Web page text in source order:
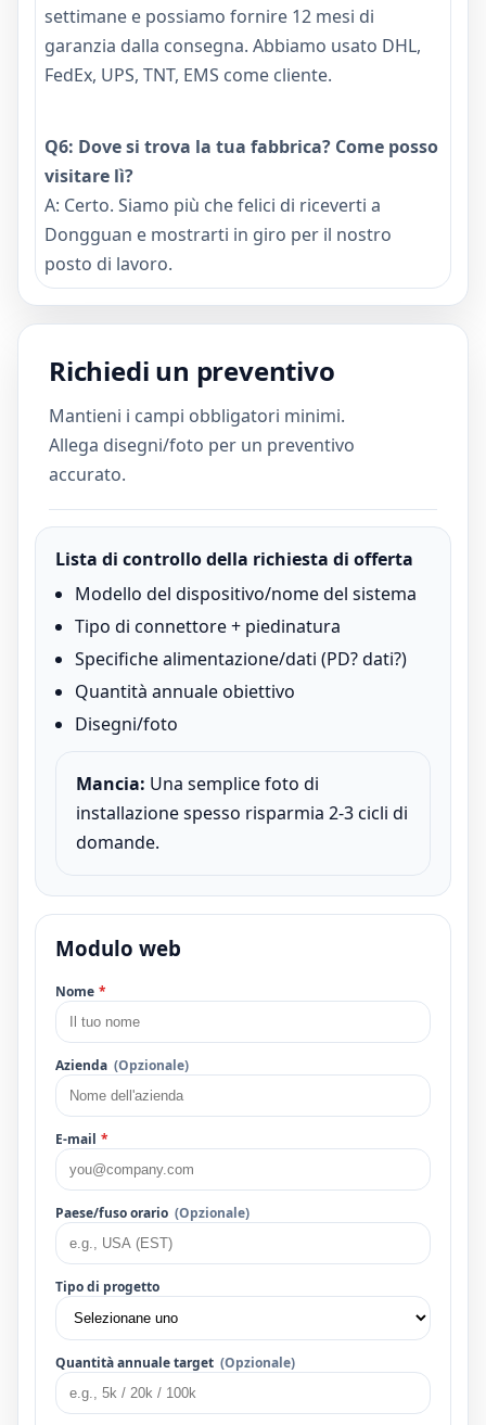
settimane e possiamo fornire 12 mesi di
garanzia dalla consegna. Abbiamo usato DHL,
FedEx, UPS, TNT, EMS come cliente.
Q6: Dove si trova la tua fabbrica? Come posso
visitare lì?
A: Certo. Siamo più che felici di riceverti a
Dongguan e mostrarti in giro per il nostro
posto di lavoro.
Richiedi un preventivo
Mantieni i campi obbligatori minimi.
Allega disegni/foto per un preventivo
accurato.
Lista di controllo della richiesta di offerta
Modello del dispositivo/nome del sistema
Tipo di connettore + piedinatura
Specifiche alimentazione/dati (PD? dati?)
Quantità annuale obiettivo
Disegni/foto
Mancia: Una semplice foto di
installazione spesso risparmia 2-3 cicli di
domande.
Modulo web
Nome *
Azienda (Opzionale)
E-mail *
Paese/fuso orario (Opzionale)
Tipo di progetto
Quantità annuale target (Opzionale)